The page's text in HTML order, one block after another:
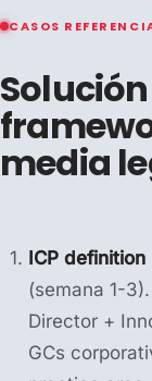
CASOS
media
ICP
(semana 1-
Director +
GCs